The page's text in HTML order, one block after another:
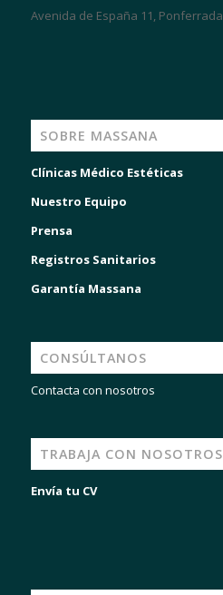
Avenida de España 11, Ponferrada
SOBRE MASSANA
Clínicas Médico Estéticas
Nuestro Equipo
Prensa
Registros Sanitarios
Garantía Massana
CONSÚLTANOS
Contacta con nosotros
TRABAJA CON NOSOTROS
Envía tu CV